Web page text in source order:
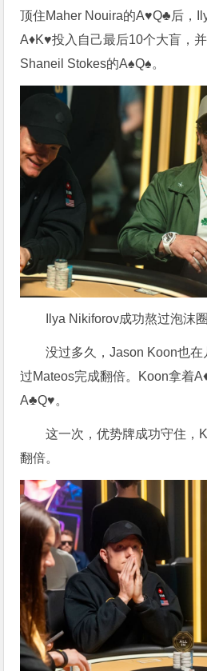
顶住Maher Nouira的A♥️Q♣️后，
A♦️K♥️投入自己最后10个大盲，
Shaneil Stokes的A♠️Q♠️。
Ilya Nikiforov成功熬过泡沫圈
没过多久，Jason Koon也
过Mateos完成翻倍。Koon拿着
A♣️Q♥️。
这一次，优势牌成功守住，
翻倍。